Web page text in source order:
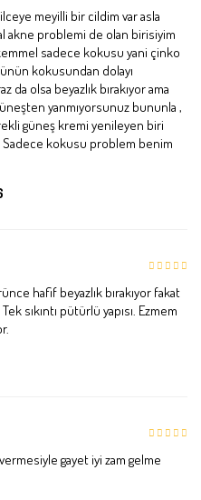
meyilli bir cildim var asla
akne problemi de olan birisiyim
sadece kokusu yani çinko
kokusundan dolayı
da olsa beyazlık bırakıyor ama
yanmıyorsunuz bununla ,
güneş kremi yenileyen biri
kokusu problem benim
hafif beyazlık bırakıyor fakat
sıkıntı pütürlü yapısı. Ezmem
gayet iyi zam gelme